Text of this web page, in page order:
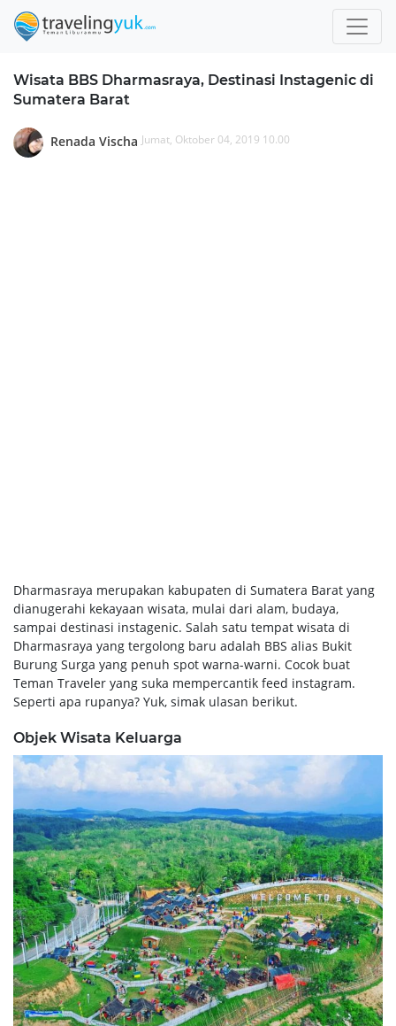
Wisata BBS Dharmasraya, Destinasi Instagenic di
Sumatera Barat
Renada Vischa Jumat, Oktober 04, 2019 10.00
Dharmasraya merupakan kabupaten di Sumatera Barat yang
dianugerahi kekayaan wisata, mulai dari alam, budaya,
sampai destinasi instagenic. Salah satu tempat wisata di
Dharmasraya yang tergolong baru adalah BBS alias Bukit
Burung Surga yang penuh spot warna-warni. Cocok buat
Teman Traveler yang suka mempercantik feed instagram.
Seperti apa rupanya? Yuk, simak ulasan berikut.
Objek Wisata Keluarga